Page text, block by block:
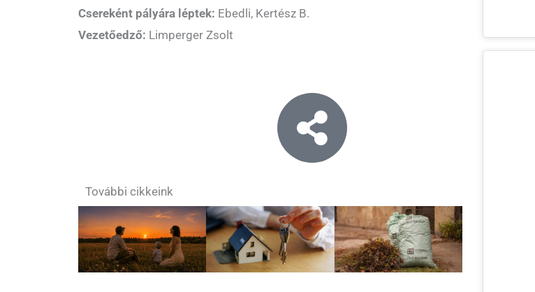
Csereként pályára léptek: Ebedli, Kertész B.
Vezetőedző: Limperger Zsolt
További cikkeink